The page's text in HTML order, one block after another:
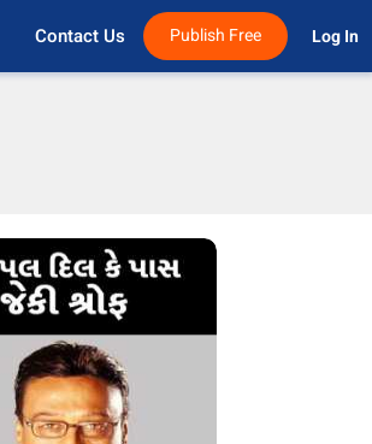
Contact Us Publish Free Log In